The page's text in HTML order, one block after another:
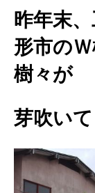
昨年末
形市の
樹々が
芽吹いて